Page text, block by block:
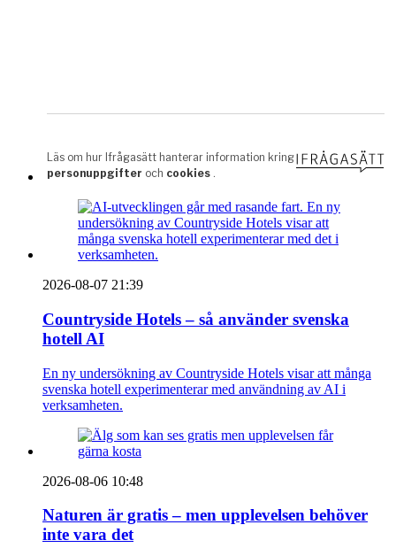
2026-08-07 21:39
Countryside Hotels – så använder svenska
hotell AI
En ny undersökning av Countryside Hotels visar att många
svenska hotell experimenterar med användning av AI i
verksamheten.
2026-08-06 10:48
Naturen är gratis – men upplevelsen behöver
inte vara det